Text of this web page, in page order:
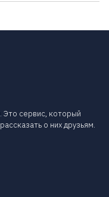
Это сервис, который
о них друзьям.